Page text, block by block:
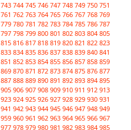
743 744 745 746 747 748 749 750 751
761 762 763 764 765 766 767 768 769
779 780 781 782 783 784 785 786 787
797 798 799 800 801 802 803 804 805
815 816 817 818 819 820 821 822 823
833 834 835 836 837 838 839 840 841
851 852 853 854 855 856 857 858 859
869 870 871 872 873 874 875 876 877
887 888 889 890 891 892 893 894 895
905 906 907 908 909 910 911 912 913
923 924 925 926 927 928 929 930 931
941 942 943 944 945 946 947 948 949
959 960 961 962 963 964 965 966 967
977 978 979 980 981 982 983 984 985